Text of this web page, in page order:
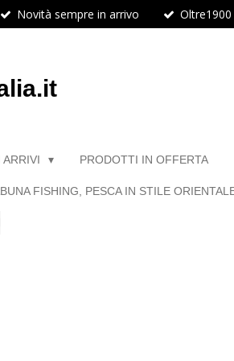
Novità sempre in arrivo
ARRIVI PRODOTTI IN OFFERTA
FISHING, PESCA IN STILE